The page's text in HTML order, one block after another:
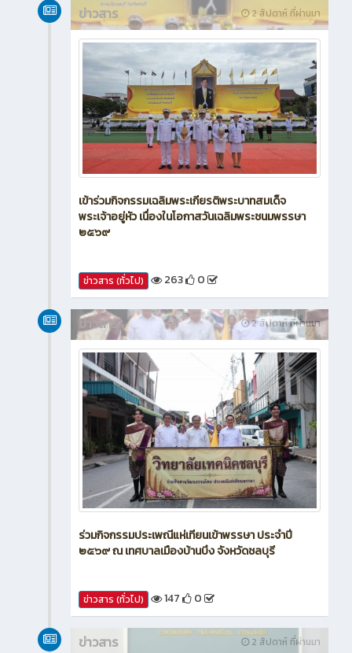
2 สัปดาห์ ที่ผ่านมา
ข่าวสาร
เข้าร่วมกิจกรรมเฉลิมพระเกียรติพระบาทสมเด็จ
พระเจ้าอยู่หัว เนื่องในโอกาสวันเฉลิมพระชนมพรรษา
๒๕๖๙
ข่าวสาร (ทั่วไป) 263 0
2 สัปดาห์ ที่ผ่านมา
ข่าวสาร
ร่วมกิจกรรมประเพณีแห่เทียนเข้าพรรษา ประจำปี
๒๕๖๙ ณ เทศบาลเมืองบ้านบึง จังหวัดชลบุรี
ข่าวสาร (ทั่วไป) 147 0
2 สัปดาห์ ที่ผ่านมา
ข่าวสาร